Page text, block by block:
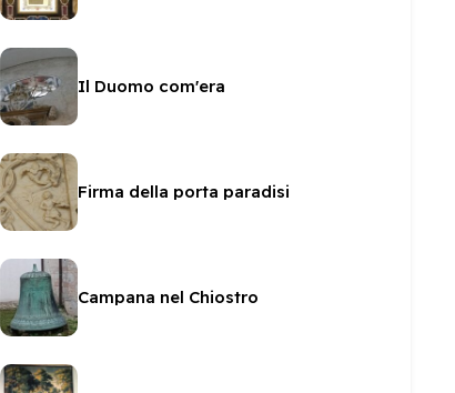
Il Duomo com'era
Firma della porta paradisi
Campana nel Chiostro